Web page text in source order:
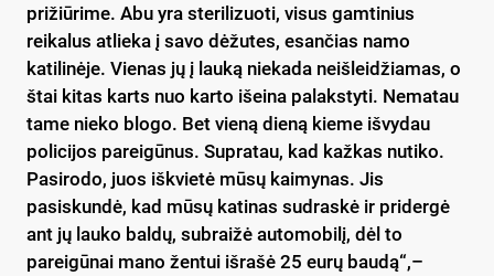
prižiūrime. Abu yra sterilizuoti, visus gamtinius
reikalus atlieka į savo dėžutes, esančias namo
katilinėje. Vienas jų į lauką niekada neišleidžiamas, o
štai kitas karts nuo karto išeina palakstyti. Nematau
tame nieko blogo. Bet vieną dieną kieme išvydau
policijos pareigūnus. Supratau, kad kažkas nutiko.
Pasirodo, juos iškvietė mūsų kaimynas. Jis
pasiskundė, kad mūsų katinas sudraskė ir pridergė
ant jų lauko baldų, subraižė automobilį, dėl to
pareigūnai mano žentui išrašė 25 eurų baudą“,–